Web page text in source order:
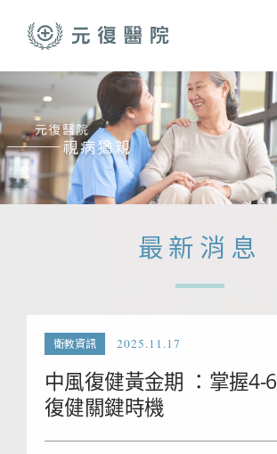
關於元復
就醫指南
醫學門診
醫療養護服務
最新消息
衛教資訊 2025.11.17
中風復健黃金期 ：掌握4-
復健關鍵時機